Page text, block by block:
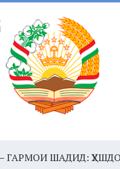
ШАДИД: ҲУШДОР,